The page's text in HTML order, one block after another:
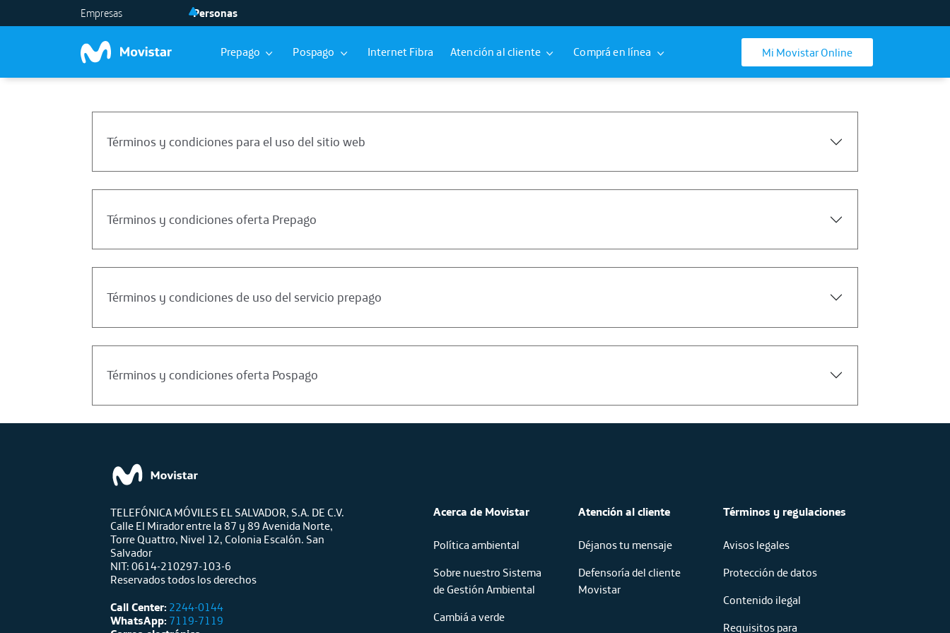
Skip to main contentEmpresas Personas
Prepago Pospago Internet Fibra Atención al cliente Comprá en línea Mi Movistar Online
Términos y condiciones para el uso del sitio web
Términos y condiciones oferta Prepago
Términos y condiciones de uso del servicio prepago
Términos y condiciones oferta Pospago
TELEFÓNICA MÓVILES EL SALVADOR, S.A. DE C.V.
Calle El Mirador entre la 87 y 89 Avenida Norte,
Torre Quattro, Nivel 12, Colonia Escalón. San
Salvador
NIT: 0614-210297-103-6
Reservados todos los derechos
Call Center: 2244-0144
WhatsApp: 7119-7119
Acerca de Movistar
Política ambiental
Sobre nuestro Sistema
de Gestión Ambiental
Cambiá a verde
Atención al cliente
Déjanos tu mensaje
Defensoría del cliente
Movistar
Términos y regulaciones
Avisos legales
Protección de datos
Contenido ilegal
Requisitos para